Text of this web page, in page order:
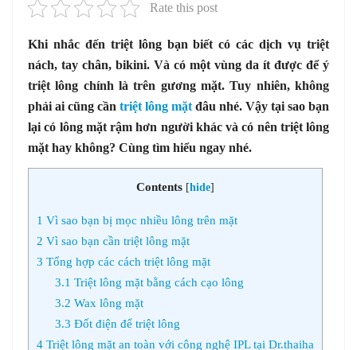
Rate this post
Khi nhắc đến triệt lông bạn biết có các dịch vụ triệt
nách, tay chân, bikini. Và có một vùng da ít được để ý
triệt lông chính là trên gương mặt. Tuy nhiên, không
phải ai cũng cần triệt lông mặt đâu nhé. Vậy tại sao bạn
lại có lông mặt rậm hơn người khác và có nên triệt lông
mặt hay không? Cùng tìm hiểu ngay nhé.
Contents [hide]
1 Vì sao bạn bị mọc nhiều lông trên mặt
2 Vì sao bạn cần triệt lông mặt
3 Tổng hợp các cách triệt lông mặt
3.1 Triệt lông mặt bằng cách cạo lông
3.2 Wax lông mặt
3.3 Đốt điện để triệt lông
4 Triệt lông mặt an toàn với công nghệ IPL tại Dr.thaiha